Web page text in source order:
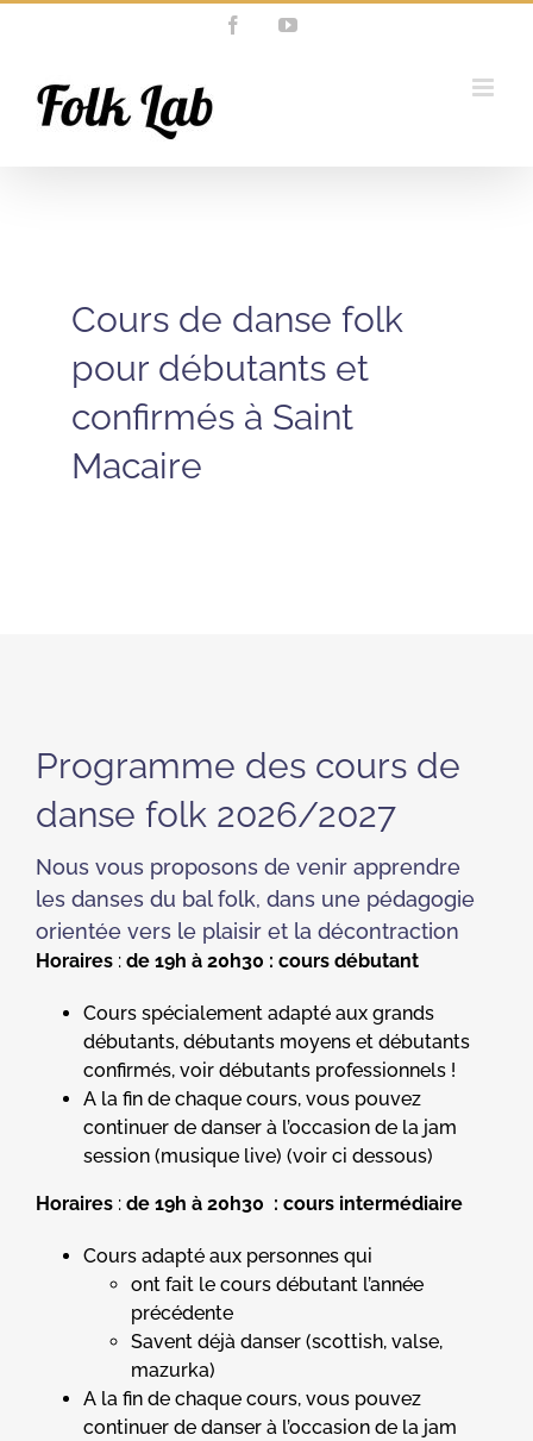
FacebookYouTube
Cours de danse folk
pour débutants et
confirmés à Saint
Macaire
Programme des cours de
danse folk 2026/2027
Nous vous proposons de venir apprendre
les danses du bal folk, dans une pédagogie
orientée vers le plaisir et la décontraction
Horaires: de 19h à 20h30 : cours débutant
Cours spécialement adapté aux grands
débutants, débutants moyens et débutants
confirmés, voir débutants professionnels !
A la fin de chaque cours, vous pouvez
continuer de danser à l’occasion de la jam
session (musique live) (voir ci dessous)
Horaires: de 19h à 20h30 : cours intermédiaire
Cours adapté aux personnes qui
ont fait le cours débutant l’année
précédente
Savent déjà danser (scottish, valse,
mazurka)
A la fin de chaque cours, vous pouvez
continuer de danser à l’occasion de la jam